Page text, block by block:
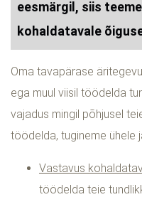
eesmärgil, siis
kohaldatavale
Oma tavapärase
ega muul viisil töödelda
vajadus mingil põhjusel
töödelda, tugineme ühele
Vastavus
töödelda teie